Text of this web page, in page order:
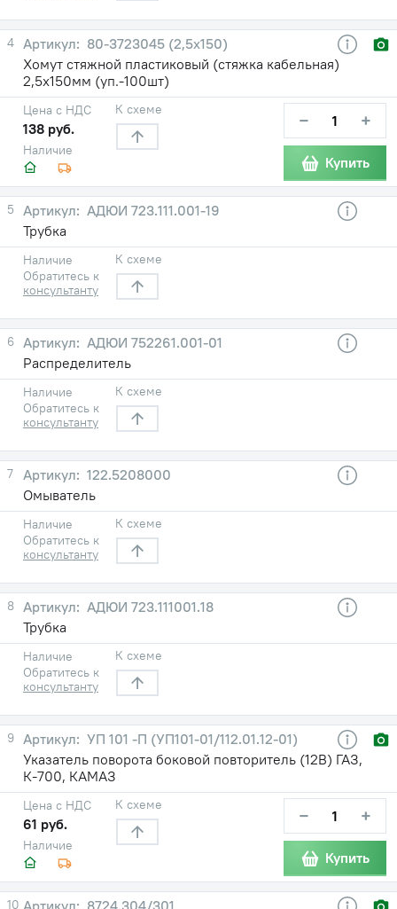
4
80-3723045 (2,5х150)
Хомут стяжной пластиковый (стяжка кабельная)
2,5х150мм (уп.-100шт)
Наличие
Цена с НДС
138 руб.
К схеме − +
Купить
5
АДЮИ 723.111.001-19
Трубка
Наличие
Обратитесь к
консультанту
К схеме
6
АДЮИ 752261.001-01
Распределитель
Наличие
Обратитесь к
консультанту
К схеме
7
122.5208000
Омыватель
Наличие
Обратитесь к
консультанту
К схеме
8
АДЮИ 723.111001.18
Трубка
Наличие
Обратитесь к
консультанту
К схеме
9
УП 101 -П (УП101-01/112.01.12-01)
Указатель поворота боковой повторитель (12B) ГАЗ,
К-700, КАМАЗ
Наличие
Цена с НДС
61 руб.
К схеме − +
Купить
10 8724.304/301